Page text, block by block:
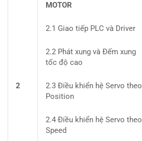
2
MOTOR
2.1 Giao tiếp PLC và Driver
2.2 Phát xung và Đếm xung
tốc độ cao
2.3 Điều khiển hệ Servo theo
Position
2.4 Điều khiển hệ Servo theo
Speed